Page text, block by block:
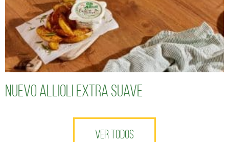
Nuevo Allioli Extra Suave
VER TODOS